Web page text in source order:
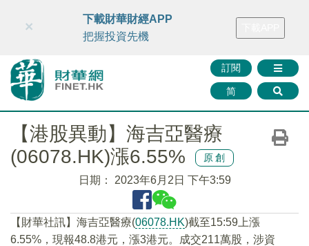
財華智庫網 FINTV FINMETA 財華證券 媒體矩陣
訂閱
简
×
下載財華財經APP
把握投資先機
【港股異動】海吉亞醫療
(06078.HK)漲6.55%
原創
日期： 2023年6月2日 下午3:59
【財華社訊】海吉亞醫療(06078.HK)截至15:59上漲
6.55%，現報48.8港元，漲3港元。成交211萬股，涉資